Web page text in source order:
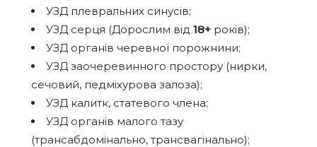
УЗД плевральних синусів;
УЗД серця (Дорослим від 18+ років);
УЗД органів черевної порожнини;
УЗД заочеревинного простору (нирки,
сечовий, педміхурова залоза);
УЗД калитк, статевого члена;
УЗД органів малого тазу
(трансабдомінально, трансвагінально);